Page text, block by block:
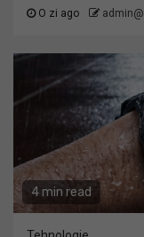
O zi ago admin@
4 min read